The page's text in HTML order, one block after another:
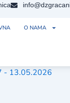
O NAMA
- 13.05.2026